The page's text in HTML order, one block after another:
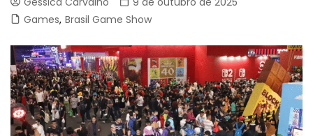
Games, Brasil Game Show